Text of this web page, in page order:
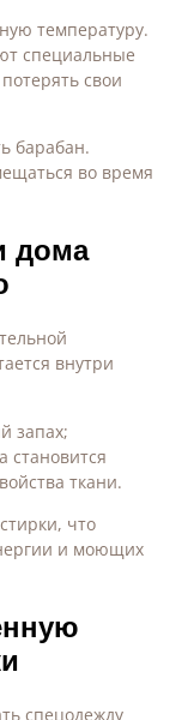
температуру.
специальные
свои
барабан.
во время
дома
внутри
запах;
становится
ткани.
что
и моющих
спецодежду